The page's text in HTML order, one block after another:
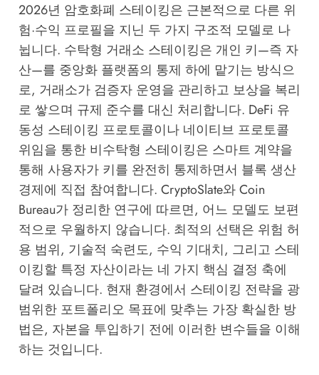
2026년 암호화폐 스테이킹은 근본적으로 다른 위
험·수익 프로필을 지닌 두 가지 구조적 모델로 나
뉩니다. 수탁형 거래소 스테이킹은 개인 키—즉 자
산—를 중앙화 플랫폼의 통제 하에 맡기는 방식으
로, 거래소가 검증자 운영을 관리하고 보상을 복리
로 쌓으며 규제 준수를 대신 처리합니다. DeFi 유
동성 스테이킹 프로토콜이나 네이티브 프로토콜
위임을 통한 비수탁형 스테이킹은 스마트 계약을
통해 사용자가 키를 완전히 통제하면서 블록 생산
경제에 직접 참여합니다. CryptoSlate와Coin
Bureau가 정리한 연구에 따르면, 어느 모델도 보편
적으로 우월하지 않습니다. 최적의 선택은 위험 허
용 범위, 기술적 숙련도, 수익 기대치, 그리고 스테
이킹할 특정 자산이라는 네 가지 핵심 결정 축에
달려 있습니다. 현재 환경에서 스테이킹 전략을 광
범위한 포트폴리오 목표에 맞추는 가장 확실한 방
법은, 자본을 투입하기 전에 이러한 변수들을 이해
하는 것입니다.